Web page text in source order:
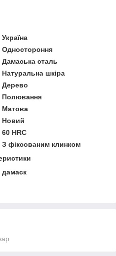
Україна
Одностороння
Дамаська сталь
Натуральна шкіра
Дерево
Полювання
Матова
Новий
60 HRC
З фіксованим клинком
дамаск